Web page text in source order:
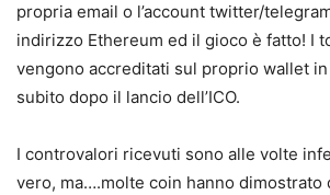
propria email o l’account twitter/
indirizzo Ethereum ed il gioco è fatto! I
vengono accreditati sul proprio wallet
subito dopo il lancio dell’ICO.
I controvalori ricevuti sono alle volte
vero, ma….molte coin hanno dimostrato